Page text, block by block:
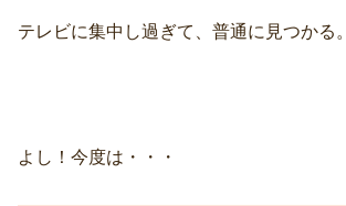
テレビに集中し過ぎて、普通に見つかる。
よし！今度は・・・